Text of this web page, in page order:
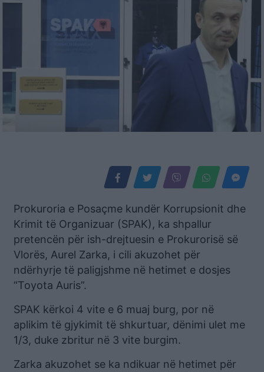
Prokuroria e Posaçme kundër Korrupsionit dhe
Krimit të Organizuar (SPAK), ka shpallur
pretencën për ish-drejtuesin e Prokurorisë së
Vlorës, Aurel Zarka, i cili akuzohet për
ndërhyrje të paligjshme në hetimet e dosjes
“Toyota Auris”.
SPAK kërkoi 4 vite e 6 muaj burg, por në
aplikim të gjykimit të shkurtuar, dënimi ulet me
1/3, duke zbritur në 3 vite burgim.
Zarka akuzohet se ka ndikuar në hetimet për